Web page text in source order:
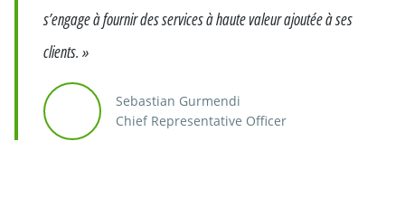
s’engage à fournir des services à haute valeur ajoutée à ses
clients. »
Sebastian Gurmendi
Chief Representative Officer